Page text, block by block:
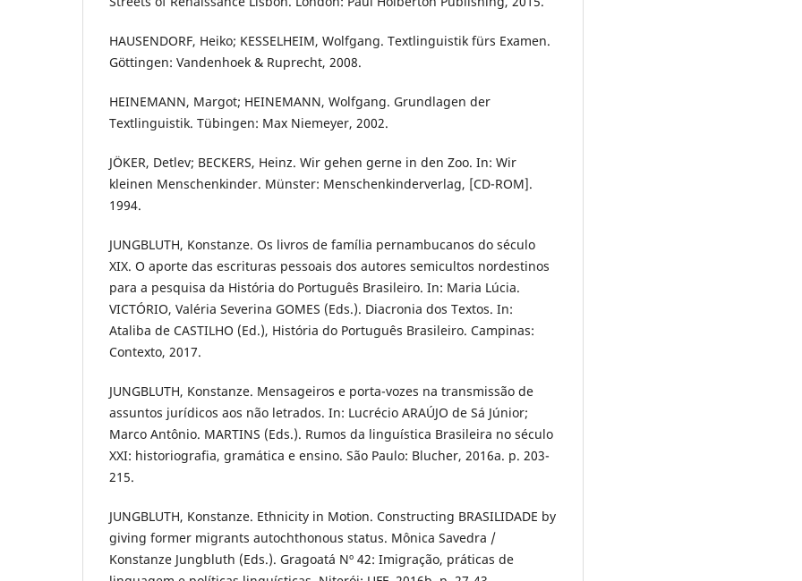
HAUSENDORF, Heiko; KESSELHEIM, Wolfgang. Textlinguistik fürs Examen.
Göttingen: Vandenhoek & Ruprecht, 2008.
HEINEMANN, Margot; HEINEMANN, Wolfgang. Grundlagen der
Textlinguistik. Tübingen: Max Niemeyer, 2002.
JÖKER, Detlev; BECKERS, Heinz. Wir gehen gerne in den Zoo. In: Wir
kleinen Menschenkinder. Münster: Menschenkinderverlag, [CD-ROM].
1994.
JUNGBLUTH, Konstanze. Os livros de família pernambucanos do século
XIX. O aporte das escrituras pessoais dos autores semicultos nordestinos
para a pesquisa da História do Português Brasileiro. In: Maria Lúcia.
VICTÓRIO, Valéria Severina GOMES (Eds.). Diacronia dos Textos. In:
Ataliba de CASTILHO (Ed.), História do Português Brasileiro. Campinas:
Contexto, 2017.
JUNGBLUTH, Konstanze. Mensageiros e porta-vozes na transmissão de
assuntos jurídicos aos não letrados. In: Lucrécio ARAÚJO de Sá Júnior;
Marco Antônio. MARTINS (Eds.). Rumos da linguística Brasileira no século
XXI: historiografia, gramática e ensino. São Paulo: Blucher, 2016a. p. 203-
215.
JUNGBLUTH, Konstanze. Ethnicity in Motion. Constructing BRASILIDADE by
giving former migrants autochthonous status. Mônica Savedra /
Konstanze Jungbluth (Eds.). Gragoatá Nº 42: Imigração, práticas de